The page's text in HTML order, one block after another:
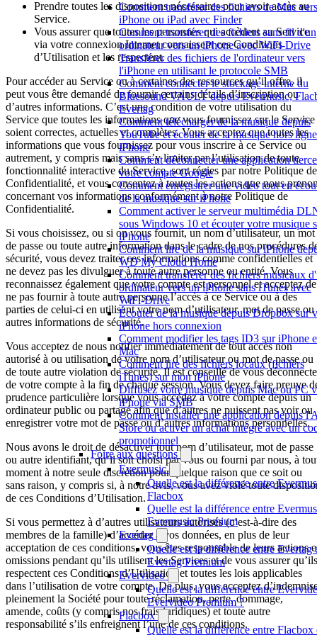
Comment transférer des fichiers de Mac vers
iPhone ou iPad avec Finder
Comment transférer des fichiers sans fil d'un
ordinateur vers un iPhone avec WiFi-Drive
Transférer des fichiers de l'ordinateur vers
l'iPhone en utilisant le protocole SMB
Comment connecter le stockage interne du
Bluesound VAULT depuis Evermusic,
Evertag
Comment télécharger de la musique depuis
YouTube et écouter de la musique hors
iPhone
Comment déconnecter une application
votre compte Google
Comment enregistrer une vidéo tout en
de la musique sur iPhone
Comment activer le serveur multimédia
sous Windows 10 et écouter votre musique
iPhone
Comment lire de la musique sur iPhone
WD My Cloud Home
Comment transférer des fichiers musicaux
ordinateur vers un iPhone sans iTunes avec
WiFi-Drive
Écouter de la musique depuis Dropbox sur
iPhone hors connexion
Comment modifier les tags ID3 sur iPhone
Mac
Comment lire des fichiers locaux (fichiers
iTunes) sur mon iPhone
Diffusez votre musique depuis Mac ou PC
iPhone via SMB
Comment installer une application depuis
Store ou activer un achat intégré avec un
promotionnel
Foire aux questions
Evermusic
Quelle est la différence entre
Flacbox
Quelle est la différence entre
Evermusic Premium
Evertag
Quelle est la différence entre Evertag
Evertag Premium
Evervideo
Quelle est la différence entre
Evervideo Premium ?
Flacbox
Quelle est la différence entre Flacbox
Prendre toutes les dispositions nécessaires pour avoir accès au
Service.
Vous assurer que toutes les personnes qui accèdent au Service
via votre connexion Internet connaissent ces Conditions
d’Utilisation et les respectent.
Pour accéder au Service ou à certaines des ressources qu’il offre, il
peut vous être demandé de fournir certains détails d’inscription ou
d’autres informations. C’est une condition de votre utilisation du
Service que toutes les informations que vous fournissez sur le Service
soient correctes, actuelles et complètes. Vous acceptez que toutes les
informations que vous fournissez pour vous inscrire à ce Service ou
autrement, y compris mais sans s’y limiter par l’utilisation de toute
fonctionnalité interactive du Service, sont régies par notre Politique de
Confidentialité, et vous consentez à toutes les actions que nous
concernant vos informations conformément à notre Politique de
Confidentialité.
Si vous choisissez, ou si on vous fournit, un nom d’utilisateur, un mot
de passe ou toute autre information dans le cadre de nos procédures
sécurité, vous devez traiter ces informations comme confidentielles et
ne devez pas les divulguer à toute autre personne ou entité. Vous
reconnaissez également que votre compte est personnel et acceptez de
ne pas fournir à toute autre personne l’accès à ce Service ou à des
parties de celui-ci en utilisant votre nom d’utilisateur, mot de passe ou
autres informations de sécurité.
Vous acceptez de nous notifier immédiatement de tout accès non
autorisé à ou utilisation de votre nom d’utilisateur ou mot de passe ou
de toute autre violation de sécurité. Il est conseillé de vous
de votre compte à la fin de chaque session. Vous devez faire preuve
prudence particulière lorsque vous accédez à votre compte depuis un
ordinateur public ou partagé afin que d’autres ne puissent pas voir ou
enregistrer votre mot de passe ou d’autres informations personnelles.
Nous avons le droit de désactiver tout nom d’utilisateur, mot de passe
ou autre identifiant, qu’il soit choisi par vous ou fourni par nous, à
moment à notre seule discrétion pour quelque raison que ce soit ou
sans raison, y compris si, à notre avis, vous avez violé toute
de ces Conditions d’Utilisation.
Si vous permettez à d’autres utilisateurs autorisés (c’est-à-dire des
membres de la famille) d’accéder à vos données, en plus de leur
acceptation de ces conditions, vous êtes responsable de leurs actions
omissions pendant qu’ils utilisent les Services et de vous assurer qu’ils
respectent ces Conditions d’Utilisation et toutes les lois applicables
dans l’utilisation de votre compte. De plus, vous acceptez
pleinement la Société pour toute réclamation, perte, dommage,
amende, coûts (y compris nos frais juridiques) et toute autre
responsabilité s’ils enfreignent l’une de ces conditions.